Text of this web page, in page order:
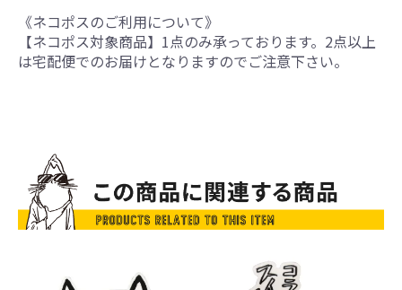
《ネコポスのご利用について》
【ネコポス対象商品】1点のみ承っております。2点以上
は宅配便でのお届けとなりますのでご注意下さい。